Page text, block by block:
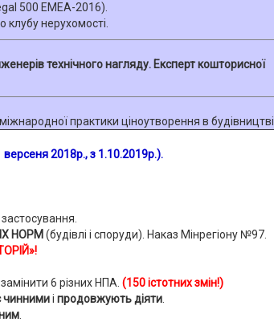
500 EMEA-2016).
клубу нерухомості.
технічного нагляду. Експерт кошторисної
практики ціноутворення в будівництві.
2018р., з 1.10.2019р.).
НОРМ (будівлі і споруди). Наказ Мінрегіону №97.
6 різних НПА. (150 істотних змін!)
чиннимиі продовжують діяти